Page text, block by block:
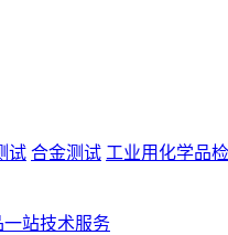
试 合金测试 工业用化学品
一站技术服务